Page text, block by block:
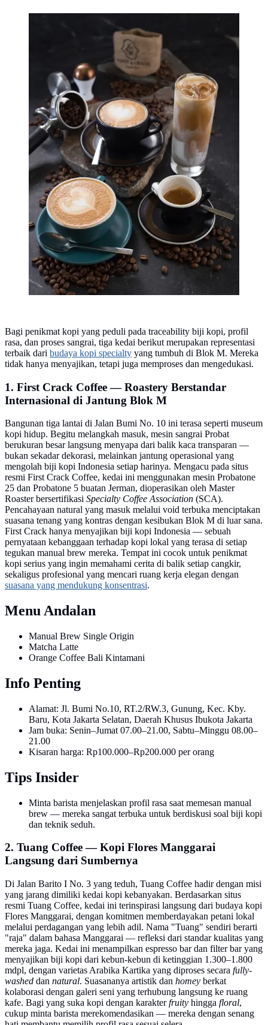
Rekomendasi Kedai Kopi Specialty di Blok M (Foto:
Google Maps First Crack Coffee - Jl Bumi)
Bagi penikmat kopi yang peduli pada traceability biji kopi, profil
rasa, dan proses sangrai, tiga kedai berikut merupakan representasi
terbaik dari budaya kopi specialty yang tumbuh di Blok M. Mereka
tidak hanya menyajikan, tetapi juga memproses dan mengedukasi.
1. First Crack Coffee — Roastery Berstandar
Internasional di Jantung Blok M
Bangunan tiga lantai di Jalan Bumi No. 10 ini terasa seperti museum
kopi hidup. Begitu melangkah masuk, mesin sangrai Probat
berukuran besar langsung menyapa dari balik kaca transparan —
bukan sekadar dekorasi, melainkan jantung operasional yang
mengolah biji kopi Indonesia setiap harinya. Mengacu pada situs
resmi First Crack Coffee, kedai ini menggunakan mesin Probatone
25 dan Probatone 5 buatan Jerman, dioperasikan oleh Master
Roaster bersertifikasi Specialty Coffee Association (SCA).
Pencahayaan natural yang masuk melalui void terbuka menciptakan
suasana tenang yang kontras dengan kesibukan Blok M di luar sana.
First Crack hanya menyajikan biji kopi Indonesia — sebuah
pernyataan kebanggaan terhadap kopi lokal yang terasa di setiap
tegukan manual brew mereka. Tempat ini cocok untuk penikmat
kopi serius yang ingin memahami cerita di balik setiap cangkir,
sekaligus profesional yang mencari ruang kerja elegan dengan
suasana yang mendukung konsentrasi.
Menu Andalan
Manual Brew Single Origin
Matcha Latte
Orange Coffee Bali Kintamani
Info Penting
Alamat: Jl. Bumi No.10, RT.2/RW.3, Gunung, Kec. Kby.
Baru, Kota Jakarta Selatan, Daerah Khusus Ibukota Jakarta
Jam buka: Senin–Jumat 07.00–21.00, Sabtu–Minggu 08.00–
21.00
Kisaran harga: Rp100.000–Rp200.000 per orang
Tips Insider
Minta barista menjelaskan profil rasa saat memesan manual
brew — mereka sangat terbuka untuk berdiskusi soal biji kopi
dan teknik seduh.
2. Tuang Coffee — Kopi Flores Manggarai
Langsung dari Sumbernya
Di Jalan Barito I No. 3 yang teduh, Tuang Coffee hadir dengan misi
yang jarang dimiliki kedai kopi kebanyakan. Berdasarkan situs
resmi Tuang Coffee, kedai ini terinspirasi langsung dari budaya kopi
Flores Manggarai, dengan komitmen memberdayakan petani lokal
melalui perdagangan yang lebih adil. Nama "Tuang" sendiri berarti
"raja" dalam bahasa Manggarai — refleksi dari standar kualitas yang
mereka jaga. Kedai ini menampilkan espresso bar dan filter bar yang
menyajikan biji kopi dari kebun-kebun di ketinggian 1.300–1.800
mdpl, dengan varietas Arabika Kartika yang diproses secara fully-
washed dan natural. Suasananya artistik dan homey berkat
kolaborasi dengan galeri seni yang terhubung langsung ke ruang
kafe. Bagi yang suka kopi dengan karakterfruity hingga floral,
cukup minta barista merekomendasikan — mereka dengan senang